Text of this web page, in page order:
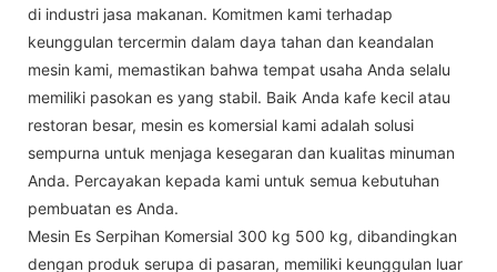
di industri jasa makanan. Komitmen kami terhadap
keunggulan tercermin dalam daya tahan dan keandalan
mesin kami, memastikan bahwa tempat usaha Anda selalu
memiliki pasokan es yang stabil. Baik Anda kafe kecil atau
restoran besar, mesin es komersial kami adalah solusi
sempurna untuk menjaga kesegaran dan kualitas minuman
Anda. Percayakan kepada kami untuk semua kebutuhan
pembuatan es Anda.
Mesin Es Serpihan Komersial 300 kg 500 kg, dibandingkan
dengan produk serupa di pasaran, memiliki keunggulan luar